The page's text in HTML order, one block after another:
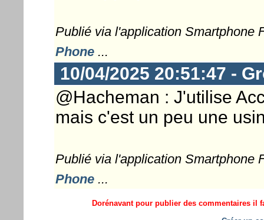
Publié via l'application Smartphone
Phone...
10/04/2025 20:51:47 -
@Hacheman : J'utilise
mais c'est un peu une
Publié via l'application Smartphone
Phone...
Dorénavant pour publier des commentaires il